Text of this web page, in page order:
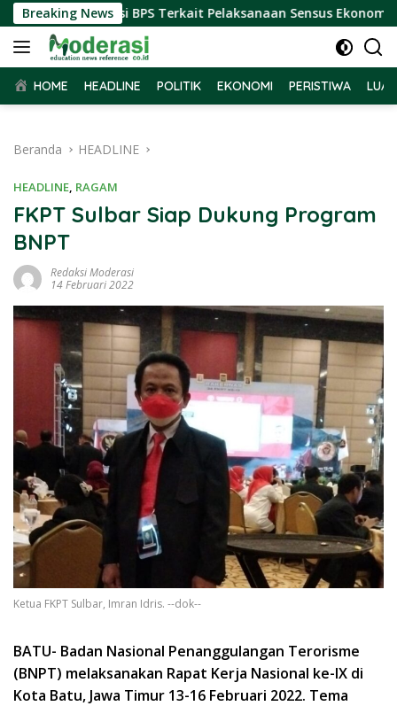
Langsung
ke
konten
Breaking News
Audiensi BPS Terkait Pelaksanaan Sensus Ekonomi 2026
HOME HEADLINE POLITIK EKONOMI PERISTIWA
Beranda HEADLINE
HEADLINE, RAGAM
FKPT Sulbar Siap Dukung Program
BNPT
Redaksi Moderasi
14 Februari 2022
Ketua FKPT Sulbar, Imran Idris. --dok--
BATU- Badan Nasional Penanggulangan Terorisme
(BNPT) melaksanakan Rapat Kerja Nasional ke-IX di
Kota Batu, Jawa Timur 13-16 Februari 2022. Tema